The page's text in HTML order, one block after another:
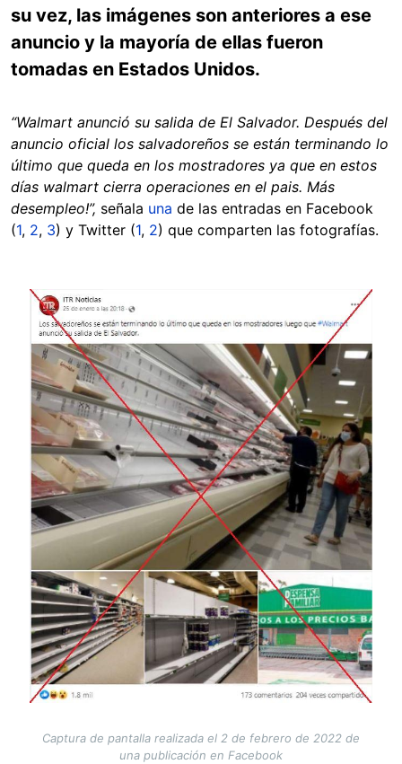
su vez, las imágenes son anteriores a ese
anuncio y la mayoría de ellas fueron
tomadas en Estados Unidos.
“Walmart anunció su salida de El Salvador. Después del
anuncio oficial los salvadoreños se están terminando lo
último que queda en los mostradores ya que en estos
días walmart cierra operaciones en el pais. Más
desempleo!”, señala una de las entradas en Facebook
(1, 2, 3) y Twitter (1, 2) que comparten las fotografías.
Image
Captura de pantalla realizada el 2 de febrero de 2022 de
una publicación en Facebook